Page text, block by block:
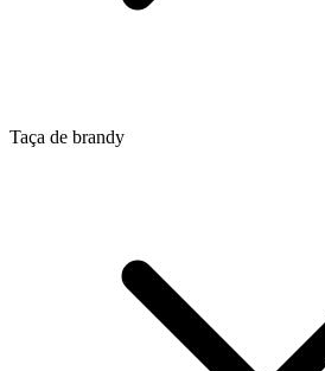
Taça de brandy